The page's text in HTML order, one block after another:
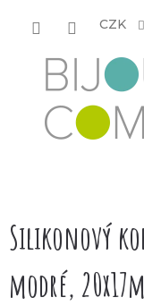
CZK
Silikonový
modré,